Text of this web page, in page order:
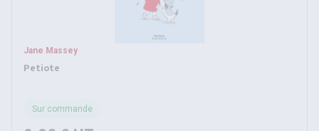
Jane Massey
Petiote
Sur commande